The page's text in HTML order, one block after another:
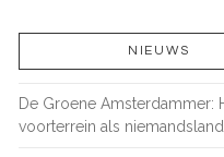
NIEUWS
De Groene Amsterdammer:
voorterrein als niemandsland